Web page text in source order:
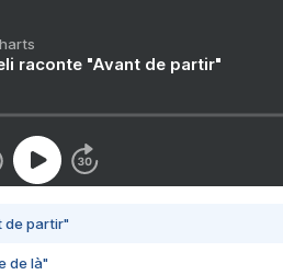
raconte "Avant de partir"
de partir"
de là"